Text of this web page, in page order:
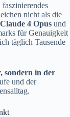
faszinierendes
nicht als die
Claude 4 Opus und
für Genauigkeit
täglich Tausende
sondern in der
und der